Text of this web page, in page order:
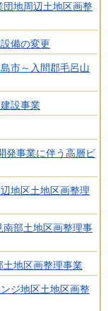
地周辺土地区画整
備の変更
市～入間郡毛呂山
設事業
発事業に伴う高層ビ
地区土地区画整理
部土地区画整理事
地区画整理事業
ジ地区土地区画整